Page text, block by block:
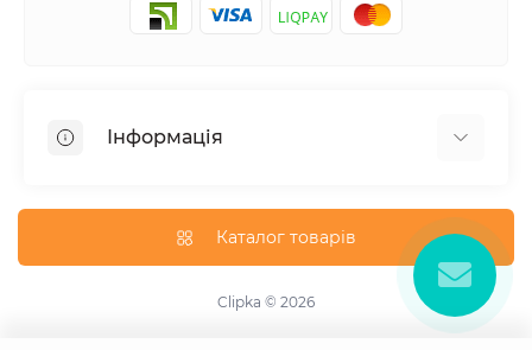
Інформація
Контакти
Каталог товарів
Clipka © 2026